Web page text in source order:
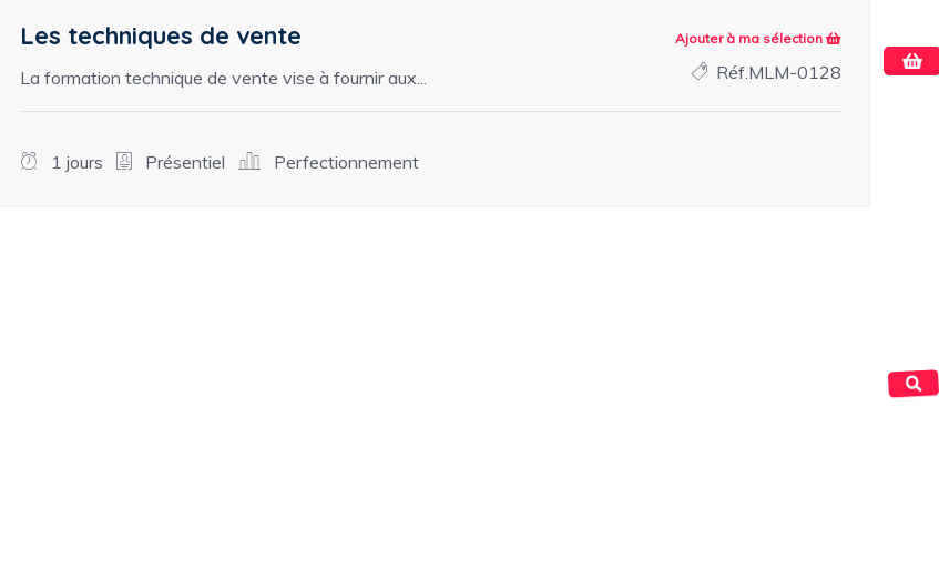
Les techniques de vente
La formation technique de vente vise à fournir aux...
Ajouter à ma sélection
Réf.MLM-0128
1 jours Présentiel Perfectionnement